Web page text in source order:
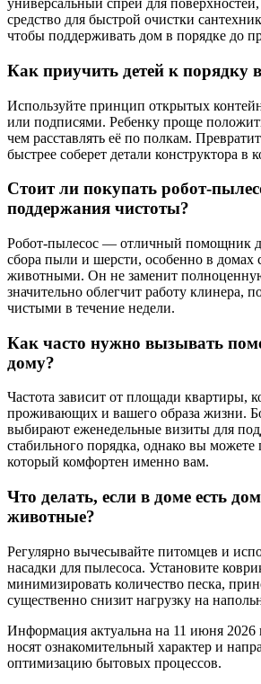
универсальный спрей для поверхностей,
средство для быстрой очистки
чтобы поддерживать дом в порядке до
Как приучить детей к порядку
Используйте принцип открытых
или подписями. Ребенку проще
чем расставлять её по полкам.
быстрее соберет детали конструктора в
Стоит ли покупать робот-
поддержания чистоты?
Робот-пылесос — отличный помощник
сбора пыли и шерсти, особенно в
животными. Он не заменит
значительно облегчит работу клинера,
чистыми в течение недели.
Как часто нужно вызывать
дому?
Частота зависит от площади квартиры,
проживающих и вашего образа жизни.
выбирают еженедельные визиты для
стабильного порядка, однако вы можете
который комфортен именно вам.
Что делать, если в доме есть
животные?
Регулярно вычесывайте питомцев и
насадки для пылесоса. Установите
минимизировать количество песка,
существенно снизит нагрузку на
Информация актуальна на 11 июня 2026
носят ознакомительный характер и
оптимизацию бытовых процессов.